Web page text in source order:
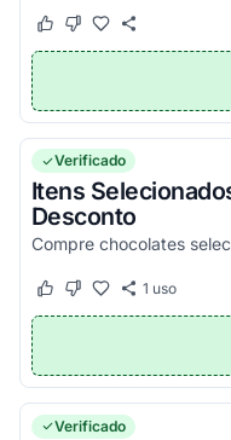
Este cupom funcionou
Este cupom não
Verificado
Itens
Desconto
Este cupom funcionou
Este cupom não
1 uso
Verificado